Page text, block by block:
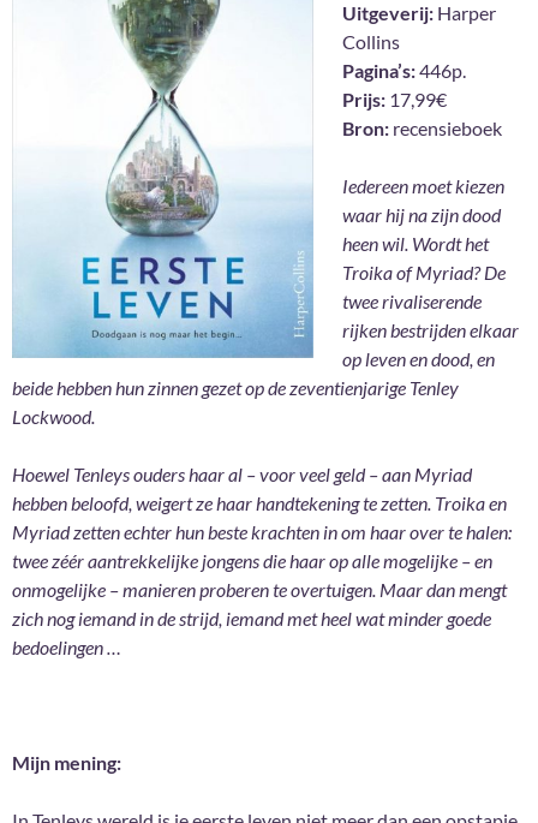
Uitgeverij: Harper
Collins
Pagina’s:446p.
Prijs: 17,99€
Bron: recensieboek
Iedereen moet kiezen
waar hij na zijn dood
heen wil. Wordt het
Troika of Myriad? De
twee rivaliserende
rijken bestrijden elkaar
op leven en dood, en
beide hebben hun zinnen gezet op de zeventienjarige Tenley
Lockwood.
Hoewel Tenleys ouders haar al – voor veel geld – aan Myriad
hebben beloofd, weigert ze haar handtekening te zetten. Troika en
Myriad zetten echter hun beste krachten in om haar over te halen:
twee zéér aantrekkelijke jongens die haar op alle mogelijke – en
onmogelijke – manieren proberen te overtuigen. Maar dan mengt
zich nog iemand in de strijd, iemand met heel wat minder goede
bedoelingen …
Mijn mening: